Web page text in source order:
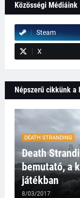
Közösségi Médiáink
Steam
X
Népszerű cikkünk a
DEATH STRANDING
Death
bemutató, a
játékban
8/03/2017